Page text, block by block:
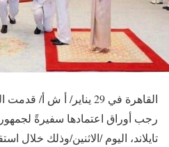
القاهرة في 29 يناير/ أ
رجب أوراق اعتمادها سفيرةً
تايلاند، اليوم /الاثنين/وذلك خلال